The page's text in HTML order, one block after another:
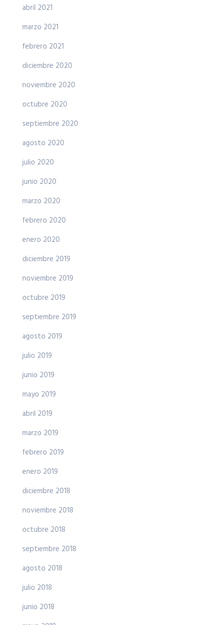
abril 2021
marzo 2021
febrero 2021
diciembre 2020
noviembre 2020
octubre 2020
septiembre 2020
agosto 2020
julio 2020
junio 2020
marzo 2020
febrero 2020
enero 2020
diciembre 2019
noviembre 2019
octubre 2019
septiembre 2019
agosto 2019
julio 2019
junio 2019
mayo 2019
abril 2019
marzo 2019
febrero 2019
enero 2019
diciembre 2018
noviembre 2018
octubre 2018
septiembre 2018
agosto 2018
julio 2018
junio 2018